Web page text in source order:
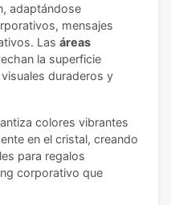
adaptándose
mensajes
Las áreas
la superficie
duraderos y
colores vibrantes
en el cristal, creando
para regalos
corporativo que